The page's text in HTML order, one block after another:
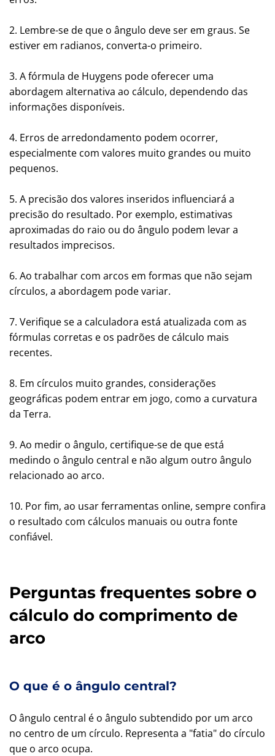
2. Lembre-se de que o ângulo deve ser em graus. Se
estiver em radianos, converta-o primeiro.
3. A fórmula de Huygens pode oferecer uma
abordagem alternativa ao cálculo, dependendo das
informações disponíveis.
4. Erros de arredondamento podem ocorrer,
especialmente com valores muito grandes ou muito
pequenos.
5. A precisão dos valores inseridos influenciará a
precisão do resultado. Por exemplo, estimativas
aproximadas do raio ou do ângulo podem levar a
resultados imprecisos.
6. Ao trabalhar com arcos em formas que não sejam
círculos, a abordagem pode variar.
7. Verifique se a calculadora está atualizada com as
fórmulas corretas e os padrões de cálculo mais
recentes.
8. Em círculos muito grandes, considerações
geográficas podem entrar em jogo, como a curvatura
da Terra.
9. Ao medir o ângulo, certifique-se de que está
medindo o ângulo central e não algum outro ângulo
relacionado ao arco.
10. Por fim, ao usar ferramentas online, sempre confira
o resultado com cálculos manuais ou outra fonte
confiável.
Perguntas frequentes sobre o
cálculo do comprimento de
arco
O que é o ângulo central?
O ângulo central é o ângulo subtendido por um arco
no centro de um círculo. Representa a "fatia" do círculo
que o arco ocupa.